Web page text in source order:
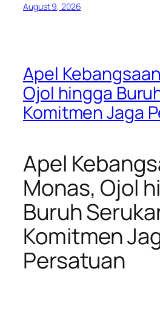
August 9, 2026
Apel
Ojol hingga
Komitmen Jaga
Apel
Monas, Ojol
Buruh
Komitmen
Persatuan